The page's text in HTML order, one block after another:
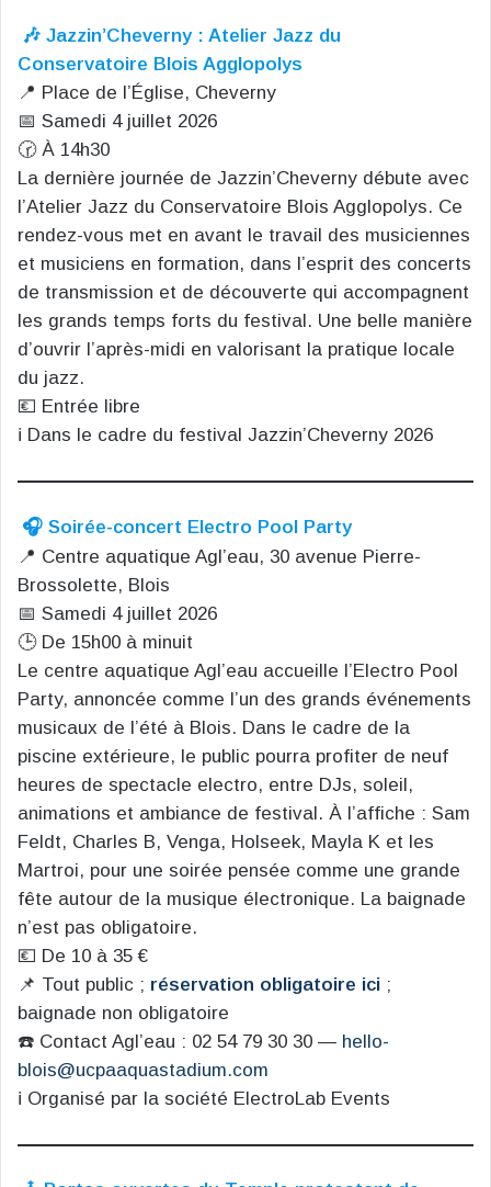
🎶 Jazzin’Cheverny : Atelier Jazz du
Conservatoire Blois Agglopolys
📍 Place de l’Église, Cheverny
📅 Samedi 4 juillet 2026
🕝 À 14h30
La dernière journée de Jazzin’Cheverny débute avec
l’Atelier Jazz du Conservatoire Blois Agglopolys. Ce
rendez-vous met en avant le travail des musiciennes
et musiciens en formation, dans l’esprit des concerts
de transmission et de découverte qui accompagnent
les grands temps forts du festival. Une belle manière
d’ouvrir l’après-midi en valorisant la pratique locale
du jazz.
💶 Entrée libre
ℹ️ Dans le cadre du festival Jazzin’Cheverny 2026
🎧 Soirée-concert Electro Pool Party
📍 Centre aquatique Agl’eau, 30 avenue Pierre-
Brossolette, Blois
📅 Samedi 4 juillet 2026
🕒 De 15h00 à minuit
Le centre aquatique Agl’eau accueille l’Electro Pool
Party, annoncée comme l’un des grands événements
musicaux de l’été à Blois. Dans le cadre de la
piscine extérieure, le public pourra profiter de neuf
heures de spectacle electro, entre DJs, soleil,
animations et ambiance de festival. À l’affiche : Sam
Feldt, Charles B, Venga, Holseek, Mayla K et les
Martroi, pour une soirée pensée comme une grande
fête autour de la musique électronique. La baignade
n’est pas obligatoire.
💶 De 10 à 35 €
📌 Tout public ; réservation obligatoire ici ;
baignade non obligatoire
☎️ Contact Agl’eau : 02 54 79 30 30 — hello-
blois@ucpaaquastadium.com
ℹ️ Organisé par la société ElectroLab Events